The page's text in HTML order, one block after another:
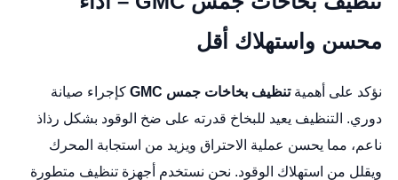
محسن واستهلاك أقل
نؤكد على أهميةتنظيف بخاخات جمس GMC
كإجراء صيانة
دوري. التنظيف يعيد للبخاخ قدرته على ضخ الوقود بشكل رذاذ
ناعم، مما يحسن عملية الاحتراق ويزيد من استجابة المحرك
ويقلل من استهلاك الوقود. نحن نستخدم أجهزة تنظيف متطورة